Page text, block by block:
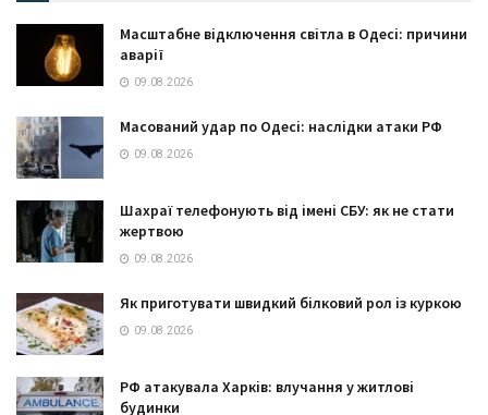
Масштабне відключення світла в Одесі: причини
аварії
09.08.2026
Масований удар по Одесі: наслідки атаки РФ
09.08.2026
Шахраї телефонують від імені СБУ: як не стати
жертвою
09.08.2026
Як приготувати швидкий білковий рол із куркою
09.08.2026
РФ атакувала Харків: влучання у житлові
будинки